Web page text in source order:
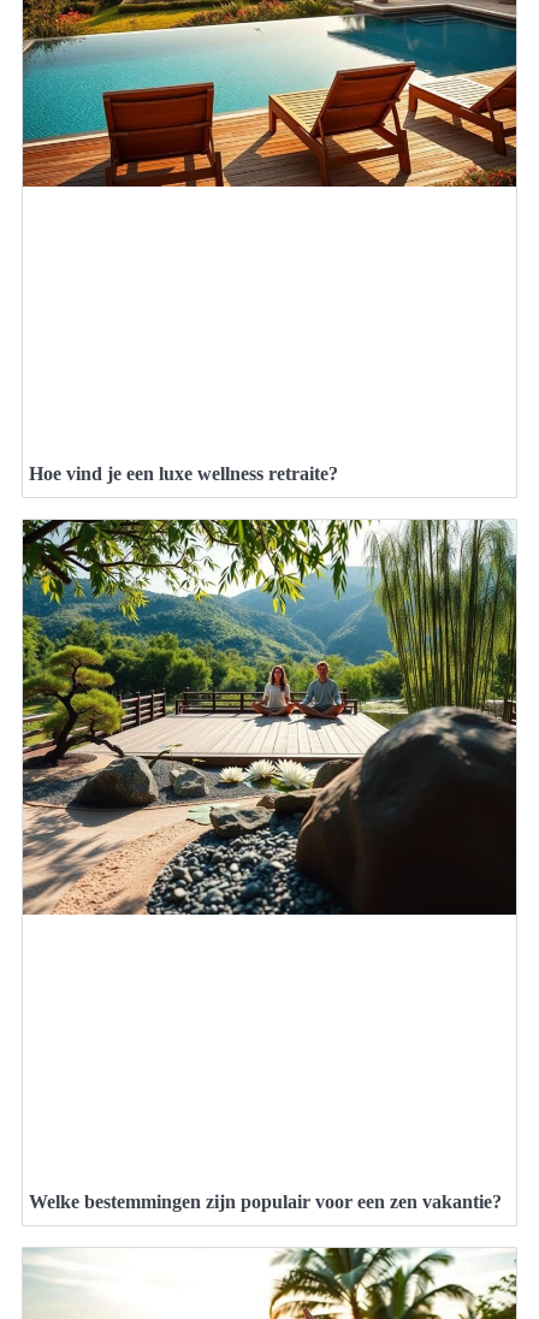
Hoe vind je een luxe wellness retraite?
Welke bestemmingen zijn populair voor een zen vakantie?